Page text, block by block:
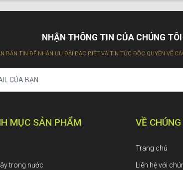
NHẬN THÔNG TIN CỦA CHÚNG TÔI
BẢN TIN ĐỂ NHẬN ƯU ĐÃI ĐẶC BIỆT VÀ TIN TỨC ĐỘC QUYỀN VỀ
MỤC SẢN PHẨM
trong nước
VỀ
Trang chủ
Liên hệ với